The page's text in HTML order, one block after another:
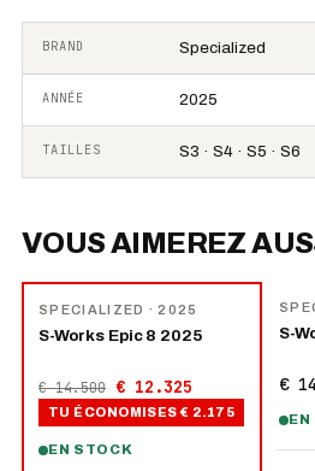
BRAND Specialized
ANNÉE 2025
TAILLES S3 · S4 · S5 · S6
VOUS AIMEREZ
SPECIALIZED · 2025
S-Works Epic 8 2025
€ 14.500 € 12.325
TU ÉCONOMISES € 2.175
EN STOCK
S-
€
EN